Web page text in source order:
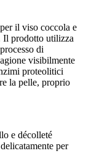
il viso coccola e
Il prodotto utilizza
di
visibilmente
proteolitici
la pelle, proprio
e décolleté
per